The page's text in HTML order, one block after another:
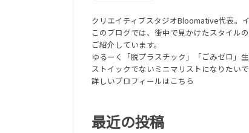
クリエイティブスタジオBloomative代表。
このブログでは、街中で見かけたスタイル
ご紹介しています。
ゆるーく「脱プラスチック」「ごみゼロ」
ストイックでないミニマリストになりたいで
詳しいプロフィールはこちら
最近の投稿